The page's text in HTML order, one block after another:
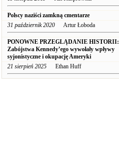
Polscy naziści zamkną cmentarze
31 październik 2020 Artur Łoboda
PONOWNE PRZEGLĄDANIE HISTORII:
Zabójstwa Kennedy’ego wywołały wpływy
syjonistyczne i okupację Ameryki
21 sierpień 2025 Ethan Huff